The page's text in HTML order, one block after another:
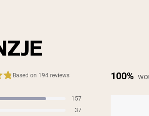
Based on 194 reviews
157
37
100%